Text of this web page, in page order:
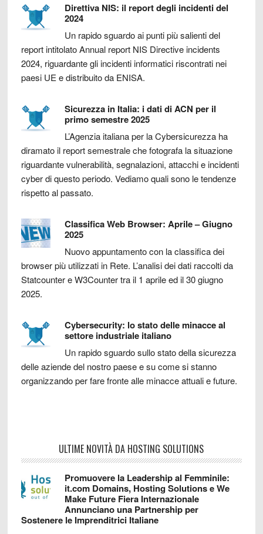
Direttiva NIS: il report degli incidenti del
2024
Un rapido sguardo ai punti più salienti del
report intitolato Annual report NIS Directive incidents
2024, riguardante gli incidenti informatici riscontrati nei
paesi UE e distribuito da ENISA.
Sicurezza in Italia: i dati di ACN per il
primo semestre 2025
L’Agenzia italiana per la Cybersicurezza ha
diramato il report semestrale che fotografa la situazione
riguardante vulnerabilità, segnalazioni, attacchi e incidenti
cyber di questo periodo. Vediamo quali sono le tendenze
rispetto al passato.
Classifica Web Browser: Aprile – Giugno
2025
Nuovo appuntamento con la classifica dei
browser più utilizzati in Rete. L’analisi dei dati raccolti da
Statcounter e W3Counter tra il 1 aprile ed il 30 giugno
2025.
Cybersecurity: lo stato delle minacce al
settore industriale italiano
Un rapido sguardo sullo stato della sicurezza
delle aziende del nostro paese e su come si stanno
organizzando per fare fronte alle minacce attuali e future.
ULTIME NOVITÀ DA HOSTING SOLUTIONS
Promuovere la Leadership al Femminile:
it.com Domains, Hosting Solutions e We
Make Future Fiera Internazionale
Annunciano una Partnership per
Sostenere le Imprenditrici Italiane